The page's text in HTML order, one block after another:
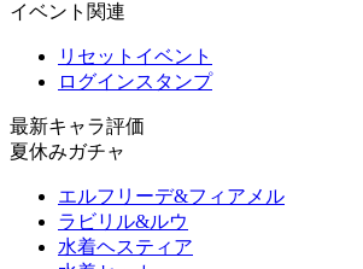
イベント関連
リセットイベント
ログインスタンプ
最新キャラ評価
夏休みガチャ
エルフリーデ&フィアメル
ラビリル&ルウ
水着ヘスティア